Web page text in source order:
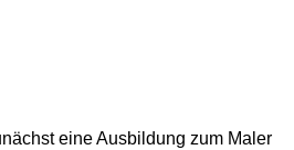
eine Ausbildung zum Maler